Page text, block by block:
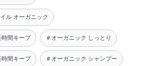
ル オーガニック
時間キープ ＃オーガニック しっとり
時間キープ ＃オーガニック シャンプー